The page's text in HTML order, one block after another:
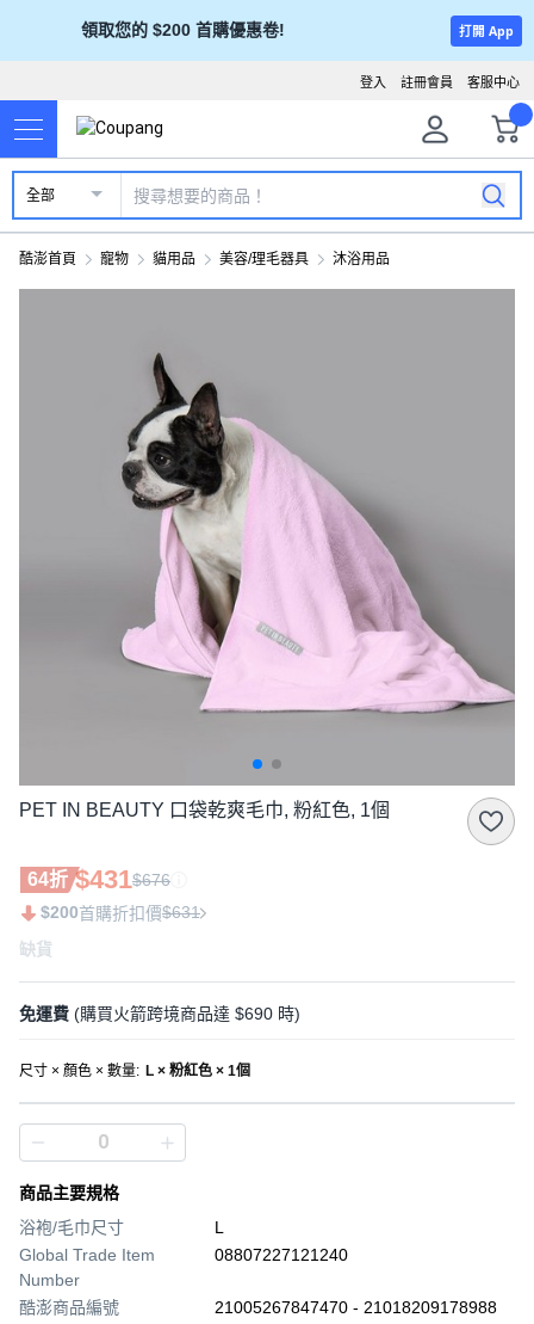
領取您的 $200 首購優惠卷! 打開 App
客服中心
註冊會員
登入
全部
酷澎首頁 寵物 貓用品 美容/理毛器具 沐浴用品
PET IN BEAUTY 口袋乾爽毛巾, 粉紅色, 1個
64折 $431$676
$200首購折扣價$631
缺貨
免運費 (購買火箭跨境商品達 $690 時)
尺寸 × 顏色 × 數量: L × 粉紅色 × 1個
商品主要規格
浴袍/毛巾尺寸
L
Global Trade Item
Number
08807227121240
酷澎商品編號 21005267847470 - 21018209178988